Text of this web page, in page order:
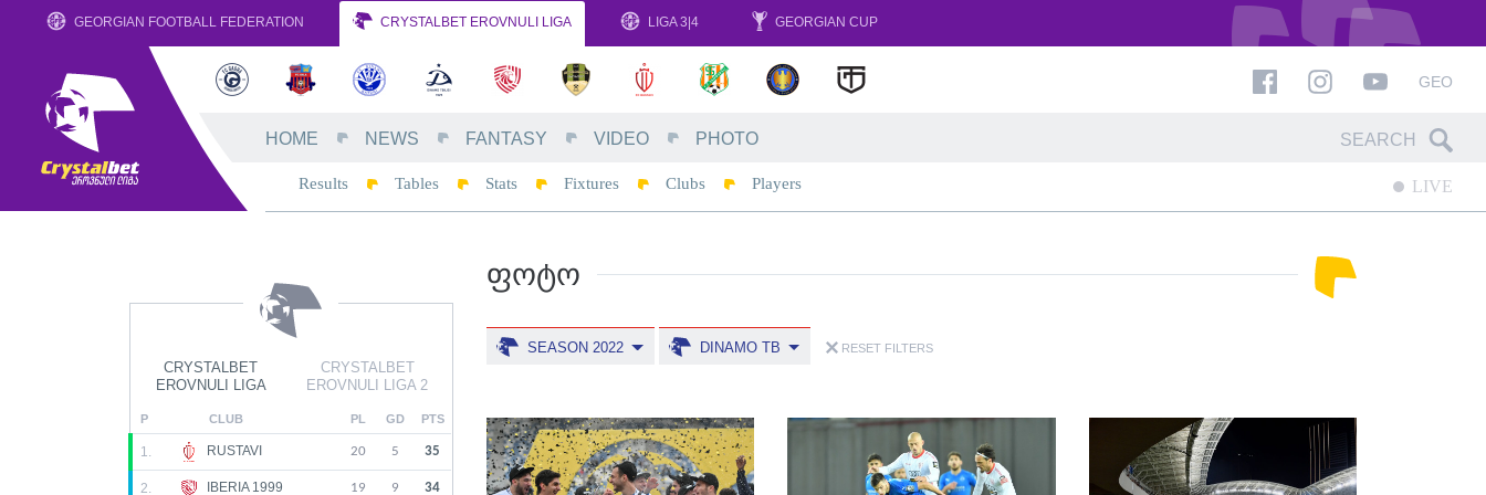
GEORGIAN FOOTBALL FEDERATION CRYSTALBET EROVNULI LIGA LIGA 3|4 GEORGIAN CUP
GEO
HOME NEWS FANTASY VIDEO PHOTO
Results Tables Stats Fixtures Clubs Players LIVE
CRYSTALBET
EROVNULI LIGA
CRYSTALBET
EROVNULI LIGA 2
P CLUB PL GD PTS
1. RUSTAVI 20 5 35
2. IBERIA 1999 19 9 34
ᲤᲝᲢᲝ
SEASON 2022 DINAMO TB RESET FILTERS